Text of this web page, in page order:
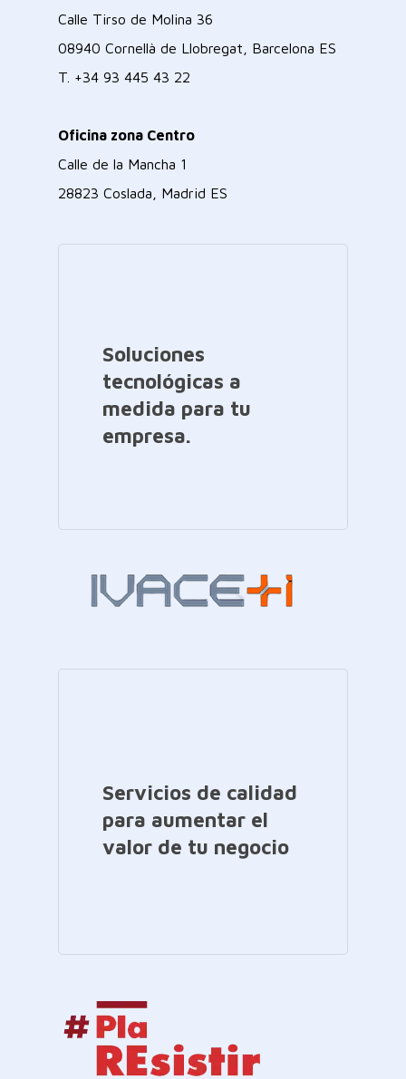
Calle Tirso de Molina 36
08940 Cornellà de Llobregat, Barcelona ES
T. +34 93 445 43 22
Oficina zona Centro
Calle de la Mancha 1
28823 Coslada, Madrid ES
Soluciones
tecnológicas a
medida para tu
empresa.
Servicios de calidad
para aumentar el
valor de tu negocio